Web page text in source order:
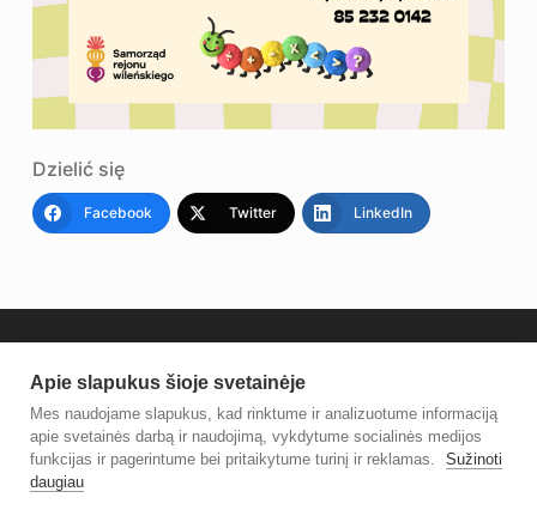
Dzielić się
Facebook Twitter LinkedIn
Apie slapukus šioje svetainėje
Mes naudojame slapukus, kad rinktume ir analizuotume informaciją
apie svetainės darbą ir naudojimą, vykdytume socialinės medijos
funkcijas ir pagerintume bei pritaikytume turinį ir reklamas.
Sužinoti
daugiau